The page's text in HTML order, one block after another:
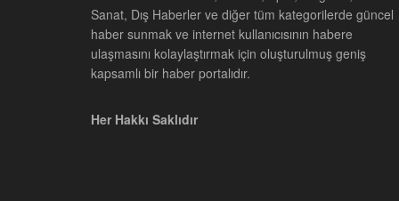
Sanat, Dış Haberler ve diğer tüm kategorilerde güncel
haber sunmak ve internet kullanıcısının habere
ulaşmasını kolaylaştırmak için oluşturulmuş geniş
kapsamlı bir haber portalıdır.
Her Hakkı Saklıdır